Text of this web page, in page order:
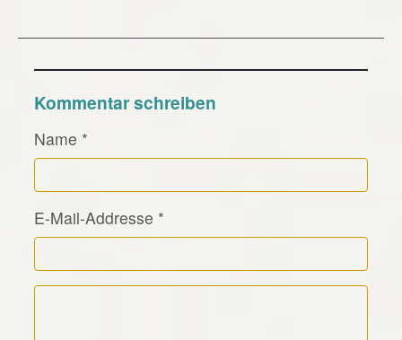
Kommentar schreiben
Name *
E-Mail-Addresse *
Kommentar Text